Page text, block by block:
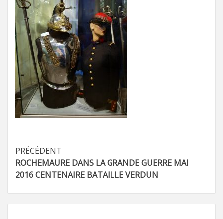
Navigation
d’article
PRÉCÉDENT
ROCHEMAURE DANS LA GRANDE GUERRE MAI
2016 CENTENAIRE BATAILLE VERDUN